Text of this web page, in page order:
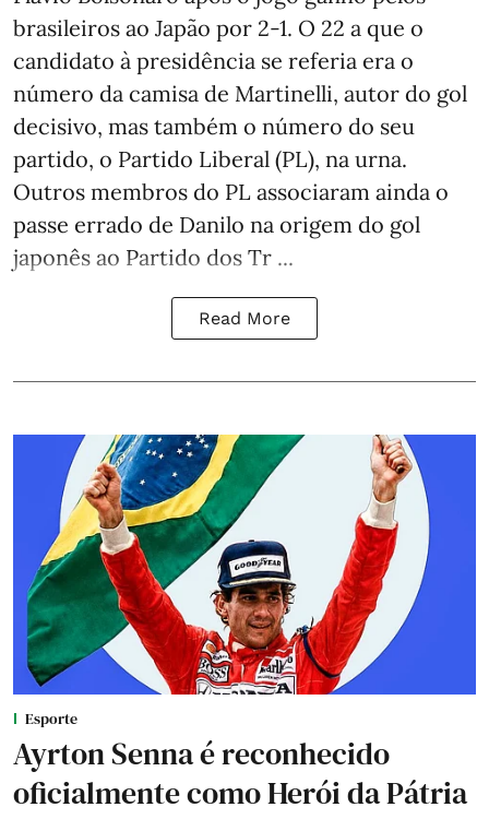
brasileiros ao Japão por 2-1. O 22 a que o
candidato à presidência se referia era o
número da camisa de Martinelli, autor do gol
decisivo, mas também o número do seu
partido, o Partido Liberal (PL), na urna.
Outros membros do PL associaram ainda o
passe errado de Danilo na origem do gol
japonês ao Partido dos Tr ...
Read More
Esporte
Ayrton Senna é reconhecido
oficialmente como Herói da Pátria